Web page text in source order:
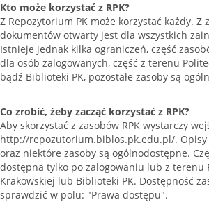
Kto może korzystać z RPK?
Z Repozytorium PK może korzystać każdy. Z
dokumentów otwarty jest dla wszystkich
Istnieje jednak kilka ograniczeń, część
dla osób zalogowanych, część z terenu
bądź Biblioteki PK, pozostałe zasoby są
Co zrobić, żeby zacząć korzystać z RPK?
Aby skorzystać z zasobów RPK wystarczy
http://repozutorium.biblos.pk.edu.pl/. Opisy
oraz niektóre zasoby są ogólnodostępne.
dostępna tylko po zalogowaniu lub z terenu
Krakowskiej lub Biblioteki PK. Dostępność
sprawdzić w polu: "Prawa dostępu".